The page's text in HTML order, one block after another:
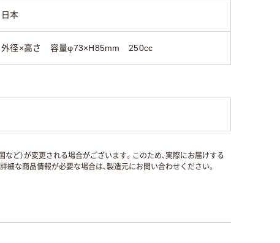
日本
外径×高さ 容量φ73×H85mm 250cc
など）が変更される場合がございます。このため、実際にお届けする
な商品情報が必要な場合は、製造元にお問い合わせください。